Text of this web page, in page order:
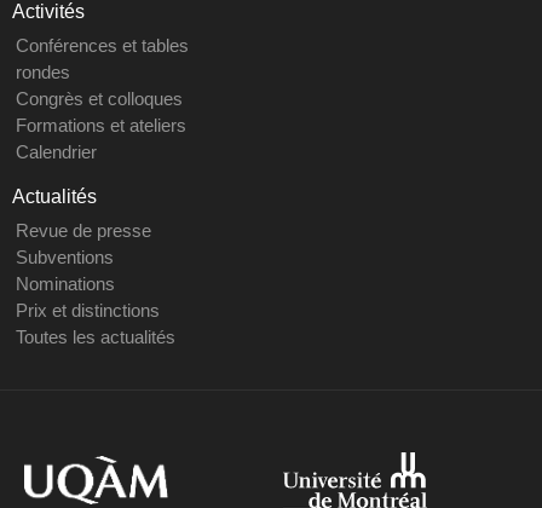
Activités
Conférences et tables
rondes
Congrès et colloques
Formations et ateliers
Calendrier
Actualités
Revue de presse
Subventions
Nominations
Prix et distinctions
Toutes les actualités